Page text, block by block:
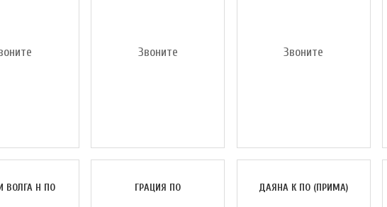
Звоните Звоните
ВОЛГА H ПО ГРАЦИЯ ПО ДАЯНА К ПО (ПРИМА)